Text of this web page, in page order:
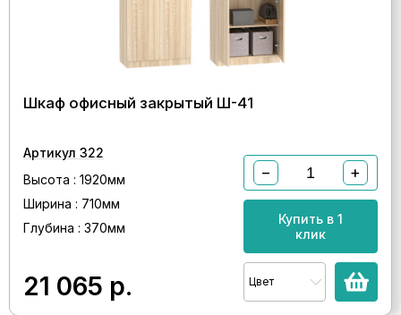
Шкаф офисный закрытый Ш-41
Артикул 322
Высота : 1920мм
Ширина : 710мм
Глубина : 370мм
21 065 р.
− +
Купить в 1
клик
Цвет